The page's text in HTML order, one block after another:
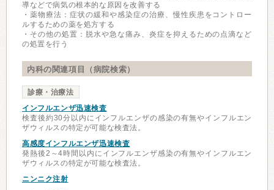
導などで病気の根本的な原因を改善する
・薬物療法：症状の緩和や感染症の治療、慢性疾患をコントロー
ルするための薬を処方する
・その他の処置：脱水や急な痛み、炎症を抑えるための点滴など
の処置を行う
内科の関連項目（病院検索）
診療・治療法
インフルエンザ迅速検査
検査後約30分以内にインフルエンザの感染の有無やインフルエン
ザウィルスの特定が可能な検査法。
高感度インフルエンザ迅速検査
発熱後2～4時間以内にインフルエンザ感染の有無やインフルエン
ザウィルスの特定が可能な検査法。
ニンニク注射